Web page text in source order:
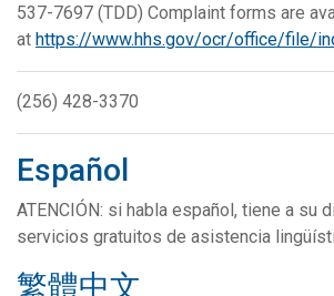
537-7697 (TDD) Complaint forms are
at https://www.hhs.gov/ocr/office/file/
(256) 428-3370
Español
ATENCIÓN: si habla español, tiene a su
servicios gratuitos de asistencia
繁體中文